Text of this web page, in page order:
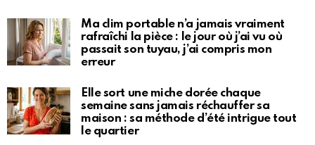
Ma clim portable n’a jamais vraiment
rafraîchi la pièce : le jour où j’ai vu où
passait son tuyau, j’ai compris mon
erreur
Elle sort une miche dorée chaque
semaine sans jamais réchauffer sa
maison : sa méthode d’été intrigue tout
le quartier